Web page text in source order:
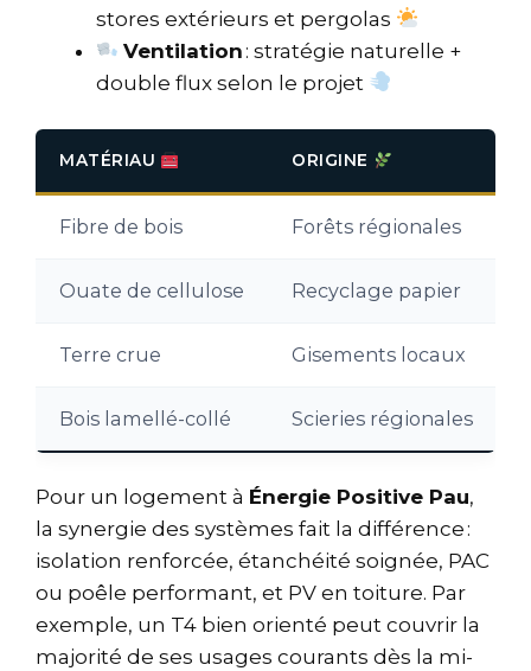
stores extérieurs et pergolas
Ventilation : stratégie naturelle +
double flux selon le projet
MATÉRIAU ORIGINE
Fibre de bois Forêts régionales
Ouate de cellulose Recyclage papier
Terre crue Gisements locaux
Bois lamellé-collé Scieries régionales
Pour un logement à Énergie Positive Pau,
la synergie des systèmes fait la différence :
isolation renforcée, étanchéité soignée, PAC
ou poêle performant, et PV en toiture. Par
exemple, un T4 bien orienté peut couvrir la
majorité de ses usages courants dès la mi-